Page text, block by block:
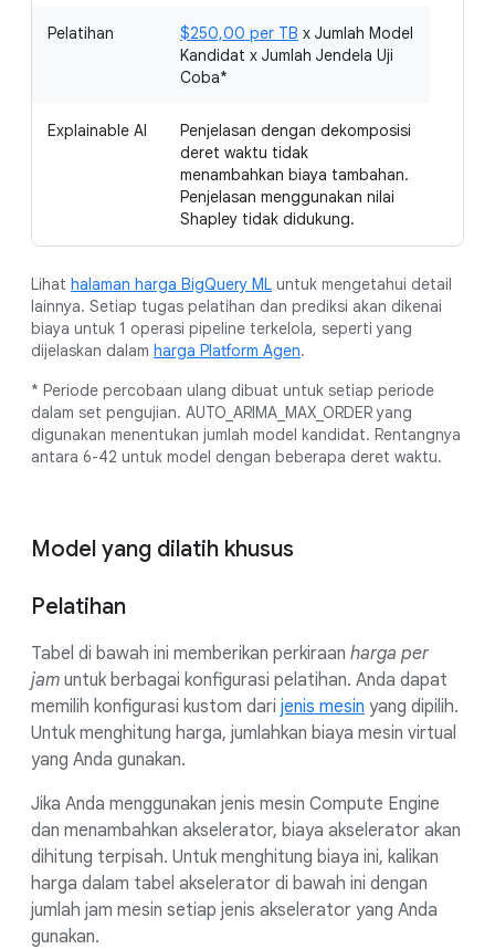
Pelatihan $250,00 per TB x Jumlah Model
Kandidat x Jumlah Jendela Uji
Coba*
Explainable AI
Penjelasan dengan dekomposisi
deret waktu tidak
menambahkan biaya tambahan.
Penjelasan menggunakan nilai
Shapley tidak didukung.
Lihat halaman harga BigQuery ML untuk mengetahui detail
lainnya. Setiap tugas pelatihan dan prediksi akan dikenai
biaya untuk 1 operasi pipeline terkelola, seperti yang
dijelaskan dalam harga Platform Agen.
* Periode percobaan ulang dibuat untuk setiap periode
dalam set pengujian. AUTO_ARIMA_MAX_ORDER yang
digunakan menentukan jumlah model kandidat. Rentangnya
antara 6-42 untuk model dengan beberapa deret waktu.
Model yang dilatih khusus
Pelatihan
Tabel di bawah ini memberikan perkiraan harga per
jam untuk berbagai konfigurasi pelatihan. Anda dapat
memilih konfigurasi kustom dari jenis mesin yang dipilih.
Untuk menghitung harga, jumlahkan biaya mesin virtual
yang Anda gunakan.
Jika Anda menggunakan jenis mesin Compute Engine
dan menambahkan akselerator, biaya akselerator akan
dihitung terpisah. Untuk menghitung biaya ini, kalikan
harga dalam tabel akselerator di bawah ini dengan
jumlah jam mesin setiap jenis akselerator yang Anda
gunakan.